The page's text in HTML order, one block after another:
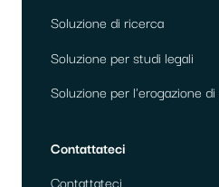
Soluzione di ricerca
Soluzione per studi legali
Soluzione per l'erogazione
Contattateci
Contattateci